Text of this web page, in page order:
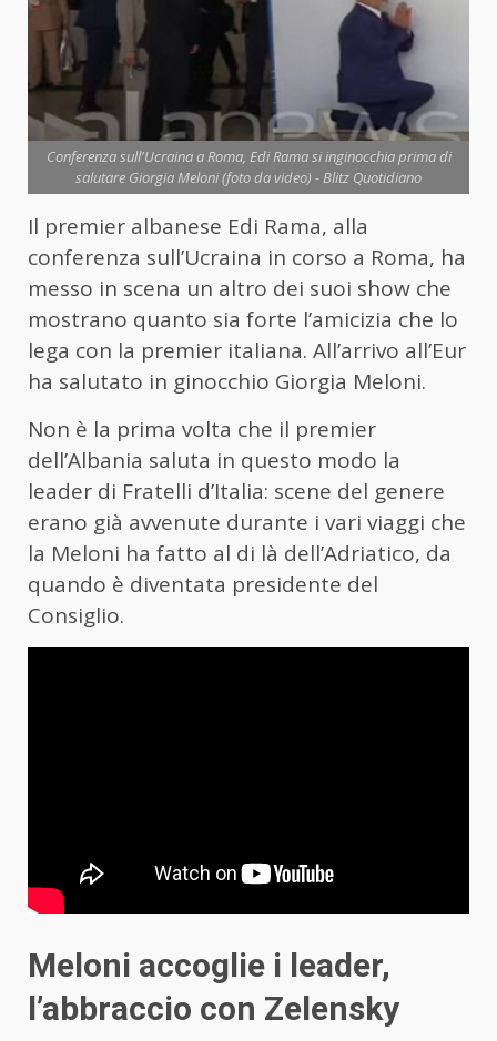
Conferenza sull'Ucraina a Roma, Edi Rama si inginocchia prima di
salutare Giorgia Meloni (foto da video) - Blitz Quotidiano
Il premier albanese Edi Rama, alla
conferenza sull’Ucraina in corso a Roma, ha
messo in scena un altro dei suoi show che
mostrano quanto sia forte l’amicizia che lo
lega con la premier italiana. All’arrivo all’Eur
ha salutato in ginocchio Giorgia Meloni.
Non è la prima volta che il premier
dell’Albania saluta in questo modo la
leader di Fratelli d’Italia: scene del genere
erano già avvenute durante i vari viaggi che
la Meloni ha fatto al di là dell’Adriatico, da
quando è diventata presidente del
Consiglio.
Meloni accoglie i leader,
l’abbraccio con Zelensky